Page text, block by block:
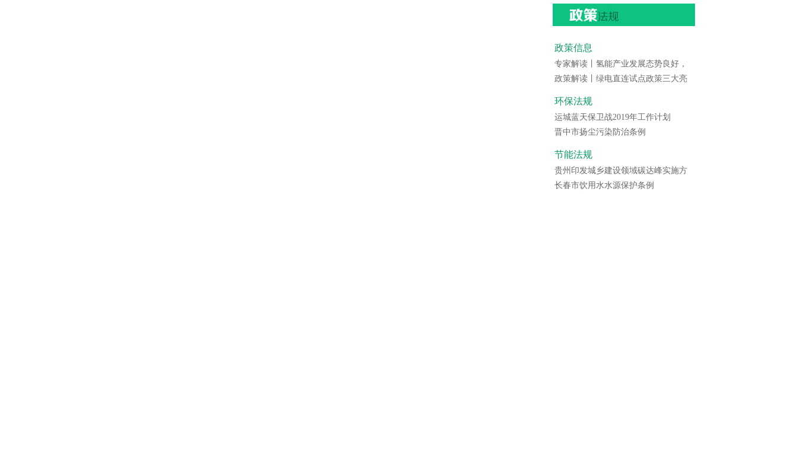
政策信息
专家解读丨氢能产业发展态势良好，
政策解读丨绿电直连试点政策三大亮
环保法规
运城蓝天保卫战2019年工作计划
晋中市扬尘污染防治条例
节能法规
贵州印发城乡建设领域碳达峰实施方
长春市饮用水水源保护条例